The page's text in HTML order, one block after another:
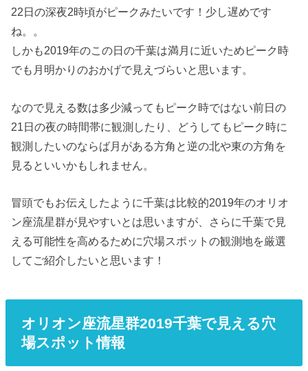
22日の深夜2時頃がピークみたいです！少し遅めです
ね。。
しかも2019年のこの日の千葉は満月に近いためピーク時
でも月明かりのおかげで見えづらいと思います。
なので見える数は多少減ってもピーク時ではない前日の
21日の夜の時間帯に観測したり、どうしてもピーク時に
観測したいのならば月がある方角と逆の北や東の方角を
見るといいかもしれません。
冒頭でもお伝えしたように千葉は比較的2019年のオリオ
ン座流星群が見やすいとは思いますが、さらに千葉で見
える可能性を高めるために穴場スポットの観測地を厳選
してご紹介したいと思います！
オリオン座流星群2019千葉で見える穴
場スポット情報